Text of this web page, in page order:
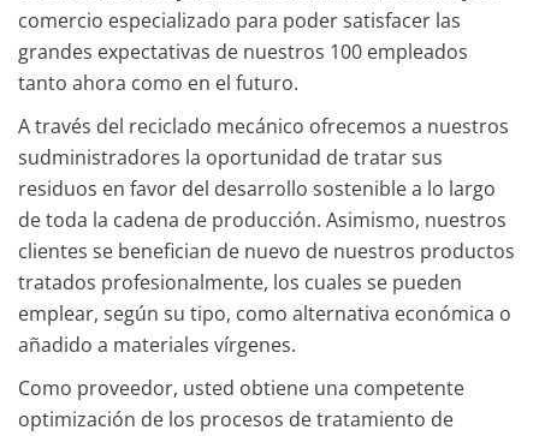
comercio especializado para poder satisfacer las
grandes expectativas de nuestros 100 empleados
tanto ahora como en el futuro.
A través del reciclado mecánico ofrecemos a nuestros
sudministradores la oportunidad de tratar sus
residuos en favor del desarrollo sostenible a lo largo
de toda la cadena de producción. Asimismo, nuestros
clientes se benefician de nuevo de nuestros productos
tratados profesionalmente, los cuales se pueden
emplear, según su tipo, como alternativa económica o
añadido a materiales vírgenes.
Como proveedor, usted obtiene una competente
optimización de los procesos de tratamiento de